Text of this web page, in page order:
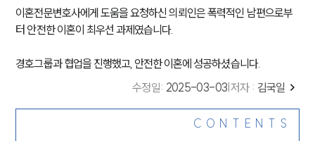
이혼전문변호사에게 도움을 요청하신 의뢰인은 폭력적인 남편으로부
터 안전한 이혼이 최우선 과제였습니다.
경호그룹과 협업을 진행했고, 안전한 이혼에 성공하셨습니다.
수정일: 2025-03-03 저자 : 김국일
CONTENTS